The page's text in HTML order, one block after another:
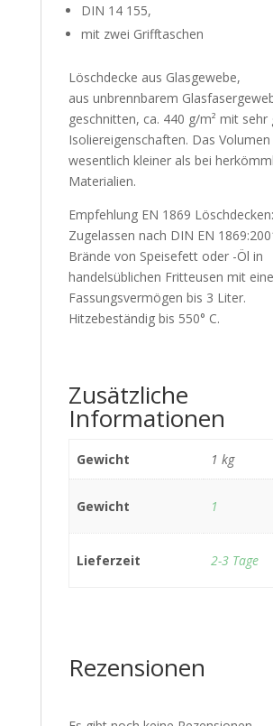
DIN 14 155,
mit zwei Grifftaschen
Löschdecke aus Glasgewebe,
aus unbrennbarem
geschnitten, ca. 440 g/m² mit sehr
Isoliereigenschaften. Das
wesentlich kleiner als bei
Materialien.
Empfehlung EN 1869 Löschdecken:
Zugelassen nach DIN EN
Brände von Speisefett oder -Öl in
handelsüblichen Fritteusen mit
Fassungsvermögen bis 3 Liter.
Hitzebeständig bis 550° C.
Zusätzliche
Informationen
Gewicht 1 kg
Gewicht 1
Lieferzeit 2-3 Tage
Rezensionen